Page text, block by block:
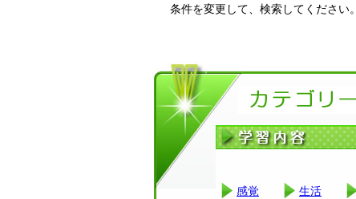
条件を変更して、検索してください。
感覚
生活